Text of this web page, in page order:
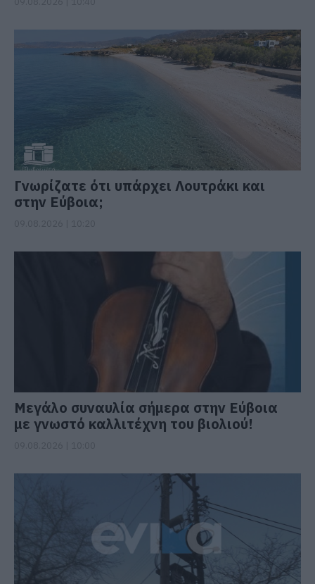
Γνωρίζατε ότι υπάρχει Λουτράκι και
στην Εύβοια;
Μεγάλο συναυλία σήμερα στην Εύβοια
με γνωστό καλλιτέχνη του βιολιού!